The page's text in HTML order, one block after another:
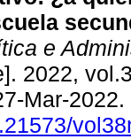
e
2022,
Mar-